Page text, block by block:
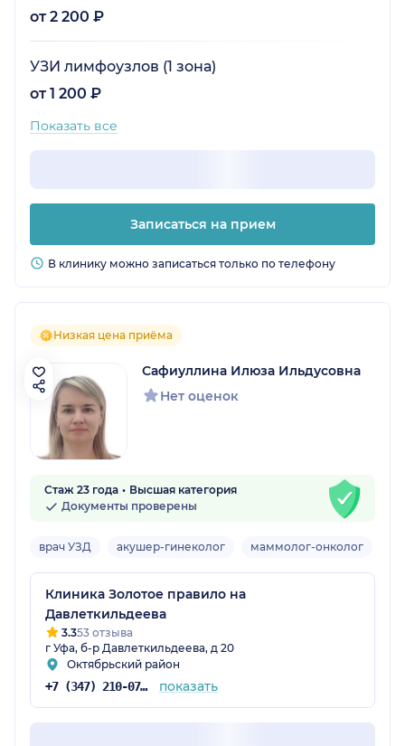
от 2 200 ₽
УЗИ лимфоузлов (1 зона)
от 1 200 ₽
Показать все
Записаться на прием
В клинику можно записаться только по телефону
Низкая цена приёма
Сафиуллина Илюза Ильдусовна
Нет оценок
Стаж 23 года
Высшая категория
Документы проверены
врач УЗД акушер-гинеколог маммолог-онколог
Клиника Золотое правило на
Давлеткильдеева
3.353 отзыва
г Уфа, б-р Давлеткильдеева, д 20
Октябрьский район
+7 (347) 210-07-63 показать